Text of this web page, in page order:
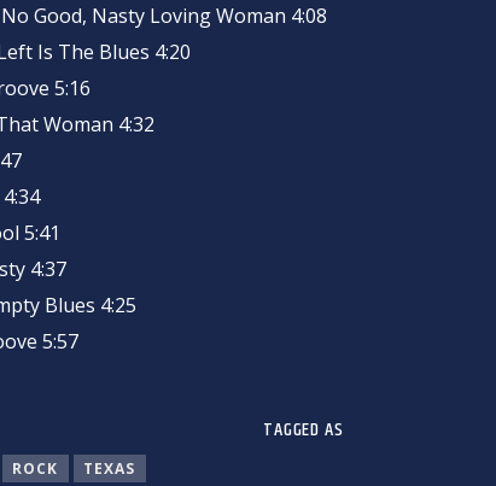
Good, Nasty Loving Woman 4:08
Is The Blues 4:20
5:16
Woman 4:32
5:41
4:37
Blues 4:25
5:57
TAGGED AS
ROCK TEXAS